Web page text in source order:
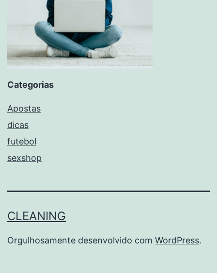
Categorias
Apostas
dicas
futebol
sexshop
CLEANING
Orgulhosamente desenvolvido com WordPress.